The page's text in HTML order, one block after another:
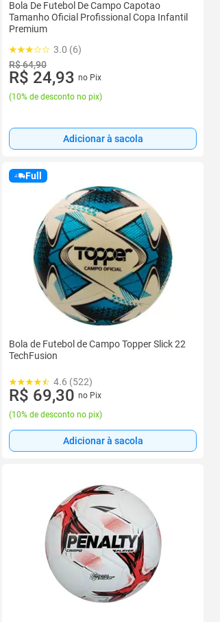
Bola De Futebol De Campo Capotao
Tamanho Oficial Profissional Copa Infantil
Premium
3.0 (6)
R$ 64,90
R$ 24,93 no Pix
(10% de desconto no pix)
Adicionar à sacola
Full
Bola de Futebol de Campo Topper Slick 22
TechFusion
4.6 (522)
R$ 69,30 no Pix
(10% de desconto no pix)
Adicionar à sacola